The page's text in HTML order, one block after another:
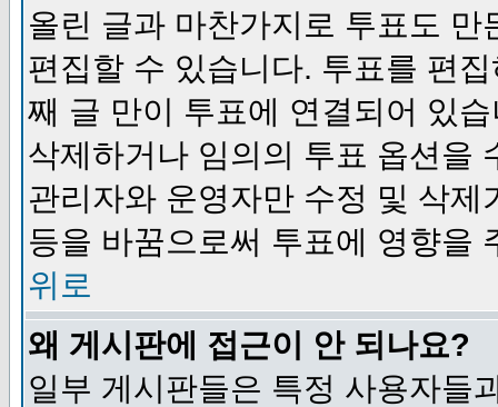
올린 글과 마찬가지로 투표도
편집할 수 있습니다. 투표를 편
째 글 만이 투표에 연결되어 있
삭제하거나 임의의 투표 옵션을
관리자와 운영자만 수정 및 삭
등을 바꿈으로써 투표에 영향을
위로
왜 게시판에 접근이 안 되나요?
일부 게시판들은 특정 사용자들